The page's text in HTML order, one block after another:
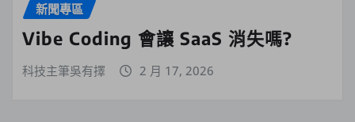
新聞專區
Vibe Coding 會讓 SaaS 消失嗎?
科技主筆吳有擇 2 月 17, 2026